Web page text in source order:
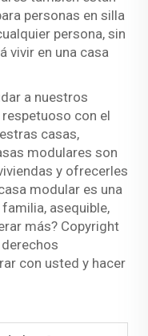
personas en silla
persona, sin
vivir en una casa
a nuestros
con el
casas,
modulares son
y ofrecerles
modular es una
asequible,
más? Copyright
con usted y hacer